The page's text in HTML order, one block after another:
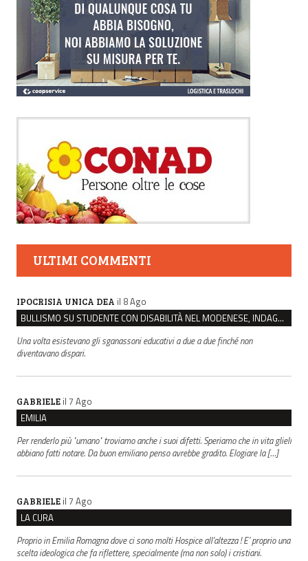
ULTIMI COMMENTI
IPOCRISIA UNICA DEA il 8 Ago
BULLISMO SU STUDENTE CON DISABILITÀ NEL MODENESE, INDAGATI DUE RAGAZZI DI 16 ANNI
Una volta esistevano gli sganassoni educativi a due a due finché non
diventavano dispari.
GABRIELE il 7 Ago
EMILIA
Per renderlo più "umano" troviamo anche i suoi difetti. Speriamo che in vita glieli
abbiano fatti notare. Da buon emiliano penso avrebbe gradito. Elogiare la […]
GABRIELE il 7 Ago
LA CURA
Proprio in Emilia Romagna dove ci sono molti Hospice all’altezza ! E’ proprio una
scelta ideologica che fa riflettere, specialmente (ma non solo) i cristiani.